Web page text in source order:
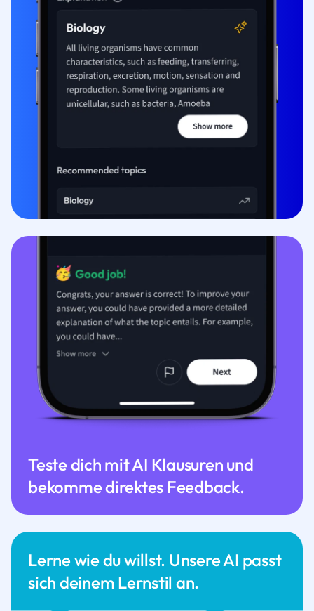
Lerne wie du willst. Unsere AI passt
sich deinem Lernstil an.
Teste dich mit AI Klausuren und
bekomme direktes Feedback.